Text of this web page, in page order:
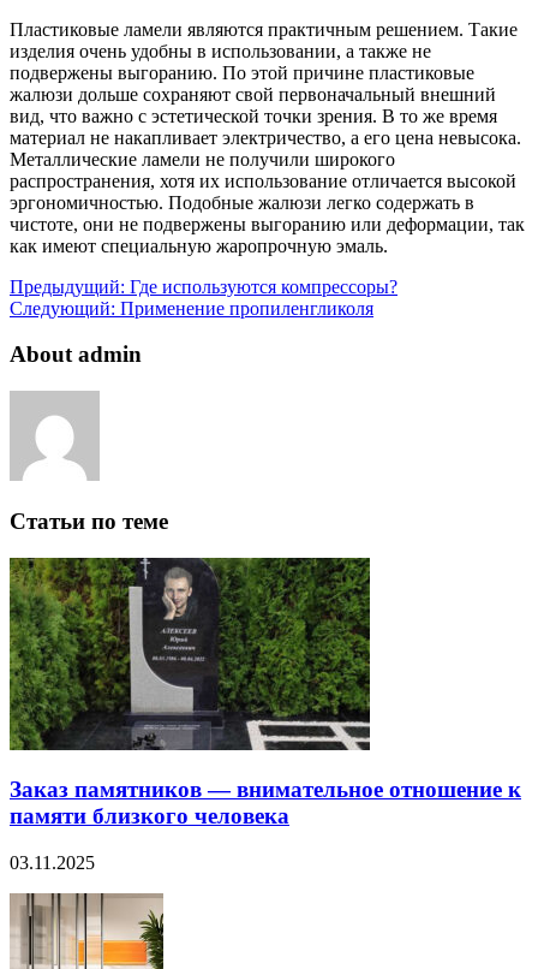
Пластиковые ламели являются практичным решением. Такие
изделия очень удобны в использовании, а также не
подвержены выгоранию. По этой причине пластиковые
жалюзи дольше сохраняют свой первоначальный внешний
вид, что важно с эстетической точки зрения. В то же время
материал не накапливает электричество, а его цена невысока.
Металлические ламели не получили широкого
распространения, хотя их использование отличается высокой
эргономичностью. Подобные жалюзи легко содержать в
чистоте, они не подвержены выгоранию или деформации, так
как имеют специальную жаропрочную эмаль.
Предыдущий: Где используются компрессоры?
Следующий: Применение пропиленгликоля
About admin
Статьи по теме
Заказ памятников — внимательное отношение к
памяти близкого человека
03.11.2025